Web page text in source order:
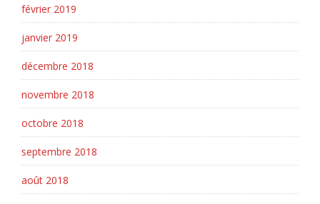
février 2019
janvier 2019
décembre 2018
novembre 2018
octobre 2018
septembre 2018
août 2018